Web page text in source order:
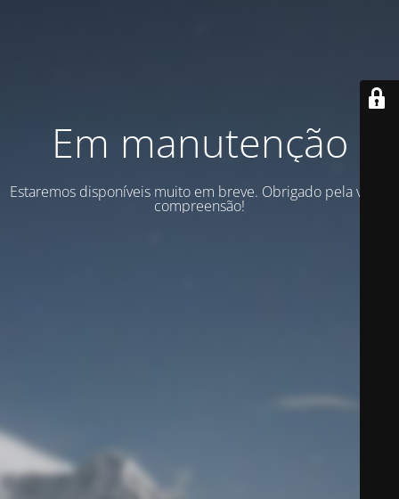
Em manutenção
Estaremos disponíveis muito em breve. Obrigado pela vossa
compreensão!